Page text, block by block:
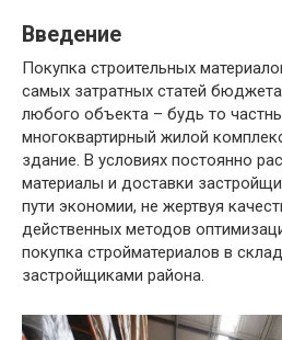
Введение
Покупка строительных
самых затратных статей
любого объекта – будь то
многоквартирный жилой
здание. В условиях постоянно
материалы и доставки
пути экономии, не жертвуя
действенных методов
покупка стройматериалов в
застройщиками района.